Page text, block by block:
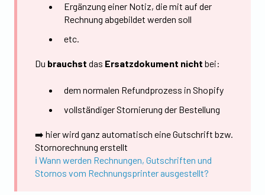
Ergänzung einer Notiz, die mit auf der
Rechnung abgebildet werden soll
etc.
Du brauchst das Ersatzdokument nicht bei:
dem normalen Refundprozess in Shopify
vollständiger Stornierung der Bestellung
➡️ hier wird ganz automatisch eine Gutschrift bzw.
Stornorechnung erstellt
ℹ️ Wann werden Rechnungen, Gutschriften und
Stornos vom Rechnungsprinter ausgestellt?